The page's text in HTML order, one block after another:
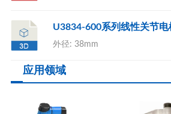
U3834-600系列线性关节
外径: 38mm
应用领域